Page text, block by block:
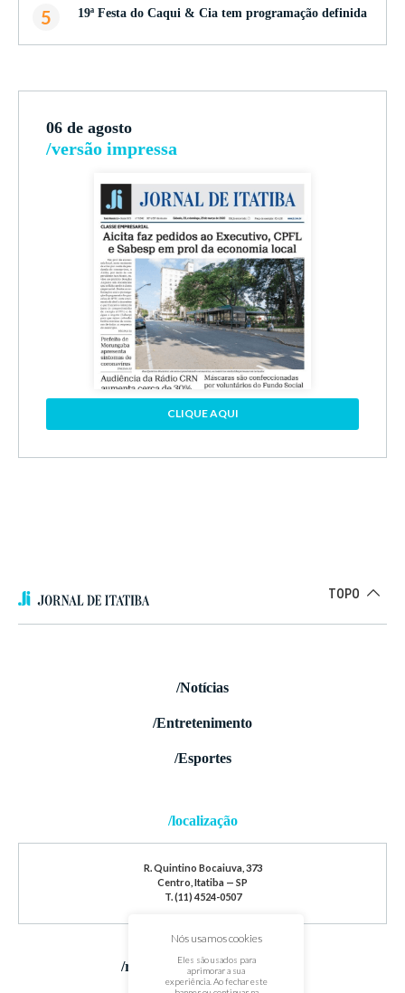
5 19ª Festa do Caqui & Cia tem programação definida
06 de agosto
/versão impressa
CLIQUE AQUI
TOPO
/Notícias
/Entretenimento
/Esportes
/localização
R. Quintino Bocaiuva, 373
Centro, Itatiba — SP
T. (11) 4524-0507
/redes sociais
Nós usamos cookies
Eles são usados para
aprimorar a sua
experiência. Ao fechar este